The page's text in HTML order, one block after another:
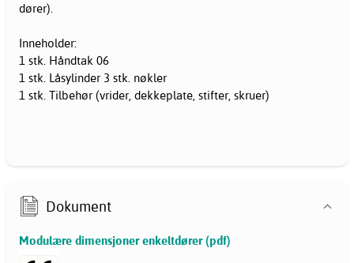
dører).
Inneholder:
1 stk. Håndtak 06
1 stk. Låsylinder 3 stk. nøkler
1 stk. Tilbehør (vrider, dekkeplate, stifter, skruer)
Dokument
Modulære dimensjoner enkeltdører (pdf)